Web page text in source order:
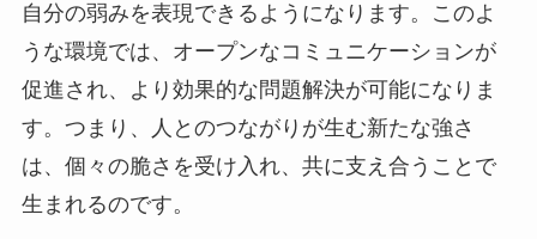
自分の弱みを表現できるようになります。このよ
うな環境では、オープンなコミュニケーションが
促進され、より効果的な問題解決が可能になりま
す。つまり、人とのつながりが生む新たな強さ
は、個々の脆さを受け入れ、共に支え合うことで
生まれるのです。